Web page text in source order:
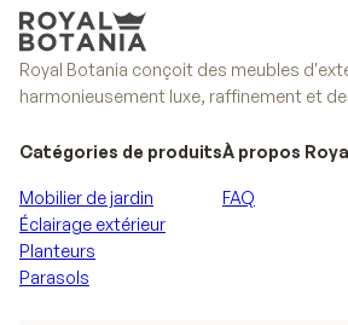
Royal Botania conçoit des meubles
harmonieusement luxe, raffinement et
Catégories de produits
Mobilier de jardin
Éclairage extérieur
Planteurs
Parasols
À propos
FAQ